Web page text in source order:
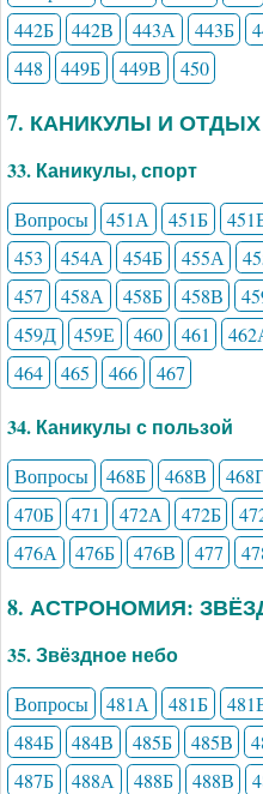
442Б
442В 443А 443Б
448
449Б 449В 450
7. КАНИКУЛЫ И ОТДЫХ
33. Каникулы, спорт
Вопросы 451А 451Б
453
454А 454Б 455А
457
458А 458Б 458В
459Д
459Е 460 461
464
465 466 467
34. Каникулы с пользой
Вопросы 468Б 468В
470Б
471 472А 472Б
476А
476Б 476В 477
8. АСТРОНОМИЯ:
35. Звёздное небо
Вопросы 481А 481Б
484Б
484В 485Б 485В
487Б
488А 488Б 488В